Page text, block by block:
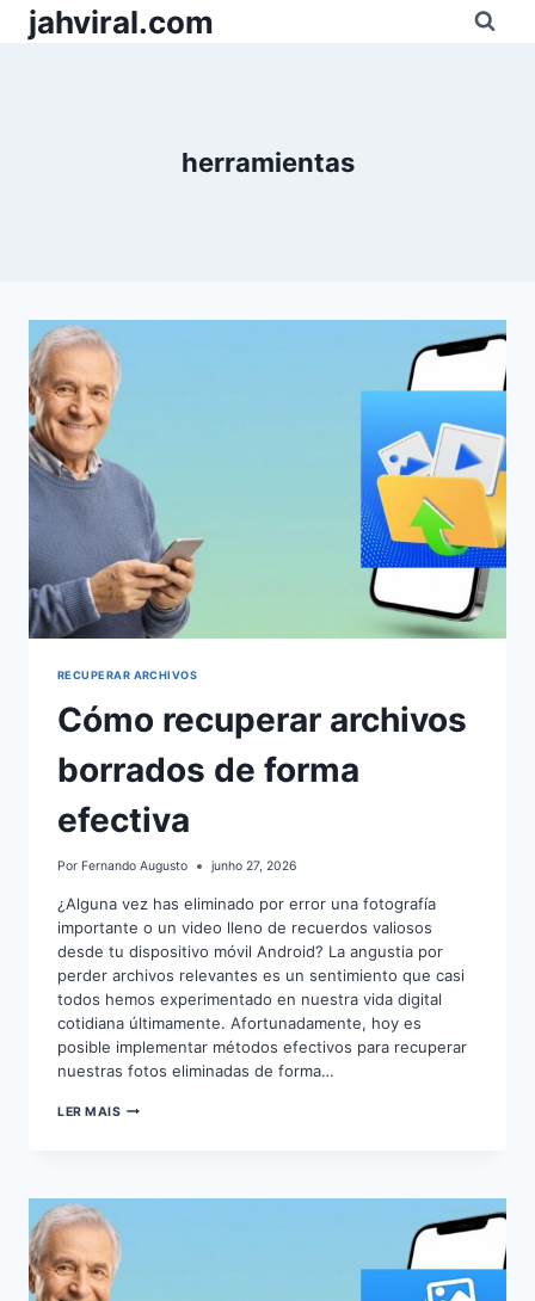
Pular
parajahviral.com
herramientas
RECUPERAR ARCHIVOS
Cómo recuperar archivos
borrados de forma
efectiva
Por Fernando Augusto junho 27, 2026
¿Alguna vez has eliminado por error una fotografía
importante o un video lleno de recuerdos valiosos
desde tu dispositivo móvil Android? La angustia por
perder archivos relevantes es un sentimiento que casi
todos hemos experimentado en nuestra vida digital
cotidiana últimamente. Afortunadamente, hoy es
posible implementar métodos efectivos para recuperar
nuestras fotos eliminadas de forma…
LER MAISCÓMO
FORMA